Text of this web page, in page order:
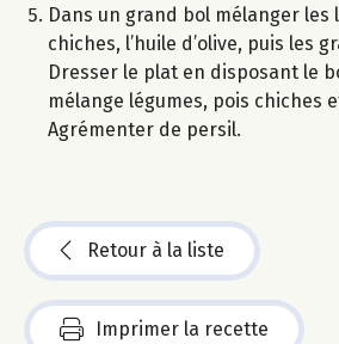
Dans un grand bol mélanger les
chiches, l’huile d’olive, puis les
Dresser le plat en disposant le
mélange légumes, pois chiches
Agrémenter de persil.
Retour à la liste
Imprimer la recette